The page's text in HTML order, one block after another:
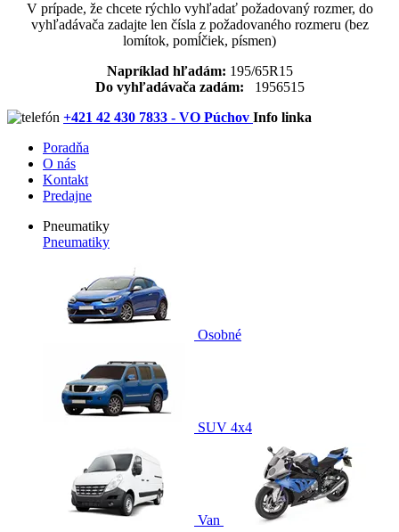
V prípade, že chcete rýchlo vyhľadať požadovaný rozmer, do
vyhľadávača zadajte len čísla z požadovaného rozmeru (bez
lomítok, pomĺčiek, písmen)
Napríklad hľadám: 195/65R15
Do vyhľadávača zadám: 1956515
+421 42 430 7833 - VO Púchov Info linka
Poradňa
O nás
Kontakt
Predajne
Pneumatiky
Pneumatiky
Osobné
SUV 4x4
Van